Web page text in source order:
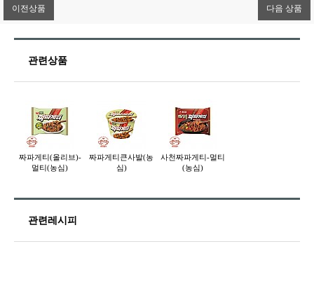
이전상품 다음 상품
관련상품
짜파게티(올리브)-
멀티(농심)
짜파게티큰사발(농
심)
사천짜파게티-멀티
(농심)
관련레시피